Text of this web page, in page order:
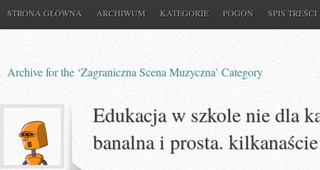
STRONA GŁÓWNA ARCHIWUM KATEGORIE POGOŃ SPIS TREŚCI
Archive for the ‘Zagraniczna Scena Muzyczna’ Category
Edukacja w szkole nie dla
banalna i prosta.